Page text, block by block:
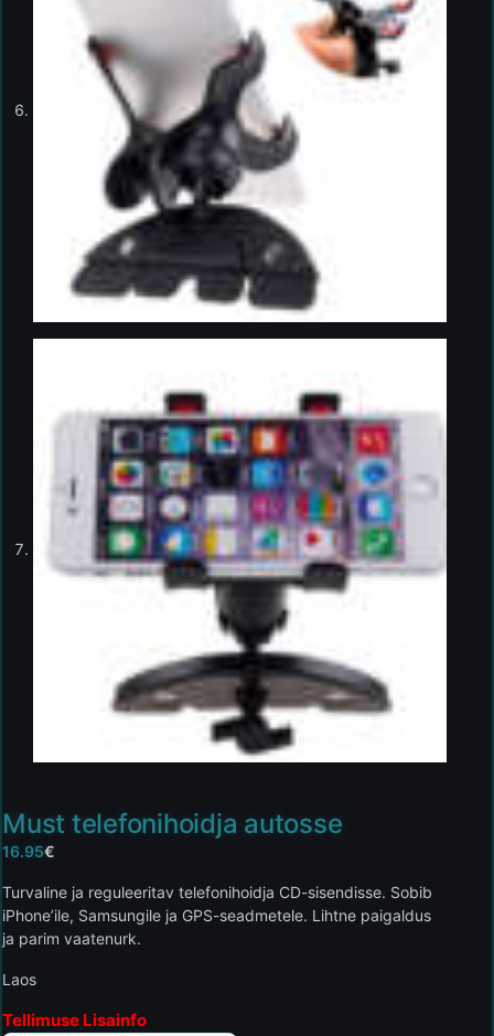
Must telefonihoidja autosse
16.95€
Turvaline ja reguleeritav telefonihoidja CD-sisendisse. Sobib
iPhone’ile, Samsungile ja GPS-seadmetele. Lihtne paigaldus
ja parim vaatenurk.
Laos
Tellimuse Lisainfo